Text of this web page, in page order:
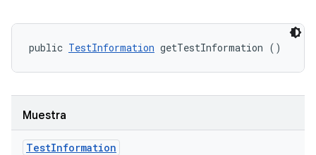
public TestInformation getTestInformation ()
Muestra
TestInformation